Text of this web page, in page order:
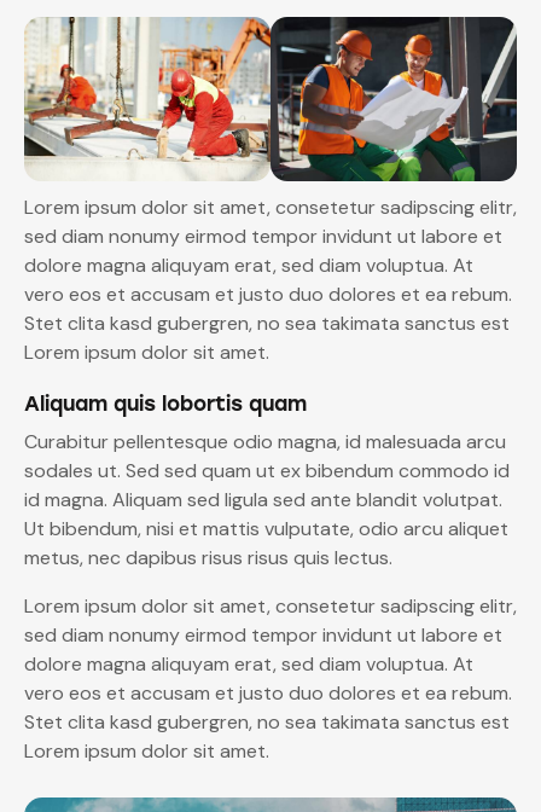
Lorem ipsum dolor sit amet, consetetur sadipscing elitr,
sed diam nonumy eirmod tempor invidunt ut labore et
dolore magna aliquyam erat, sed diam voluptua. At
vero eos et accusam et justo duo dolores et ea rebum.
Stet clita kasd gubergren, no sea takimata sanctus est
Lorem ipsum dolor sit amet.
Aliquam quis lobortis quam
Curabitur pellentesque odio magna, id malesuada arcu
sodales ut. Sed sed quam ut ex bibendum commodo id
id magna. Aliquam sed ligula sed ante blandit volutpat.
Ut bibendum, nisi et mattis vulputate, odio arcu aliquet
metus, nec dapibus risus risus quis lectus.
Lorem ipsum dolor sit amet, consetetur sadipscing elitr,
sed diam nonumy eirmod tempor invidunt ut labore et
dolore magna aliquyam erat, sed diam voluptua. At
vero eos et accusam et justo duo dolores et ea rebum.
Stet clita kasd gubergren, no sea takimata sanctus est
Lorem ipsum dolor sit amet.